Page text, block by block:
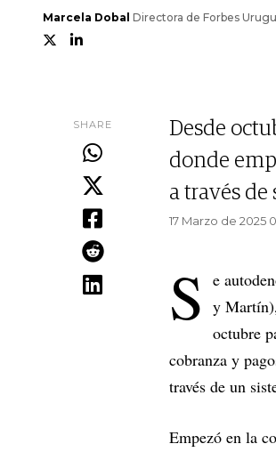
Marcela Dobal Directora de Forbes
SHARE
Desde
donde
a través de
17 Marzo de 2025
S e
y
octubre
cobranza y
través de un
Empezó en la